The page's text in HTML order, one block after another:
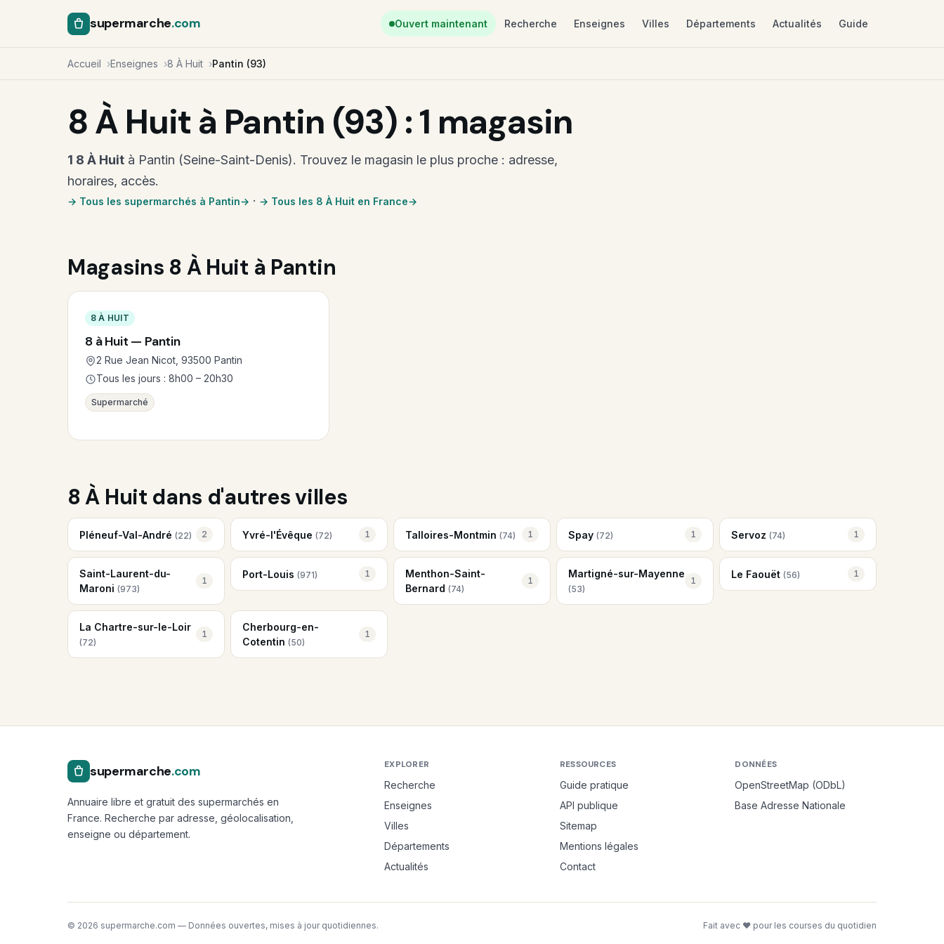
supermarche.com Ouvert maintenant Recherche Enseignes Villes Départements Actualités Guide
Accueil Enseignes 8 À Huit Pantin (93)
8 À Huit à Pantin (93) : 1 magasin
1 8 À Huit à Pantin (Seine-Saint-Denis). Trouvez le magasin le plus proche : adresse,
horaires, accès.
→ Tous les supermarchés à Pantin · → Tous les 8 À Huit en France
Magasins 8 À Huit à Pantin
8 À HUIT
8 à Huit — Pantin
2 Rue Jean Nicot, 93500 Pantin
Tous les jours : 8h00 – 20h30
Supermarché
8 À Huit dans d'autres villes
Pléneuf-Val-André (22) 2 Yvré-l'Évêque (72) 1 Talloires-Montmin (74) 1 Spay (72) 1 Servoz (74) 1
Saint-Laurent-du-
Maroni (973)
1
Port-Louis (971) 1
Menthon-Saint-
Bernard (74)
1
Martigné-sur-Mayenne
(53)
1
Le Faouët (56) 1
La Chartre-sur-le-Loir
(72)
1
Cherbourg-en-
Cotentin (50)
1
supermarche.com
Annuaire libre et gratuit des supermarchés en
France. Recherche par adresse, géolocalisation,
enseigne ou département.
EXPLORER
Recherche
Enseignes
Villes
Départements
Actualités
RESSOURCES
Guide pratique
API publique
Sitemap
Mentions légales
Contact
DONNÉES
OpenStreetMap (ODbL)
Base Adresse Nationale
© 2026 supermarche.com — Données ouvertes, mises à jour quotidiennes. Fait avec ❤ pour les courses du quotidien